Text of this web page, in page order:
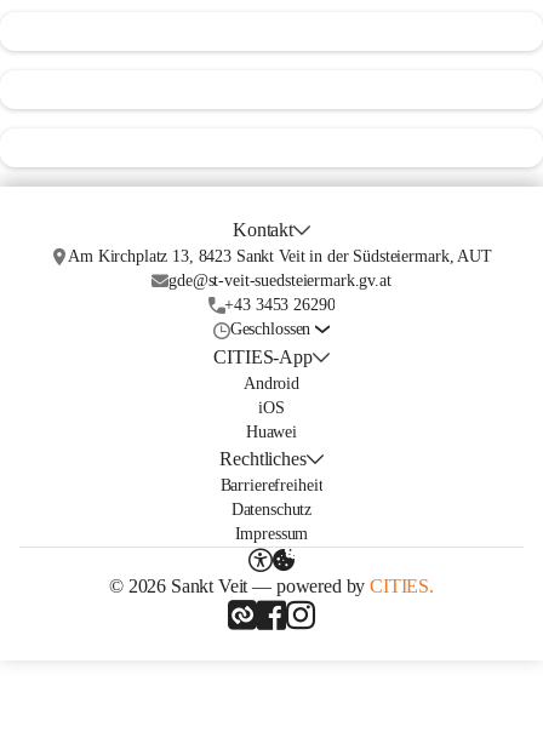
Kontakt
Am Kirchplatz 13, 8423 Sankt Veit in der Südsteiermark, AUT
gde@st-veit-suedsteiermark.gv.at
+43 3453 26290
Geschlossen
CITIES-App
Android
iOS
Huawei
Rechtliches
Barrierefreiheit
Datenschutz
Impressum
© 2026 Sankt Veit — powered byCITIES.